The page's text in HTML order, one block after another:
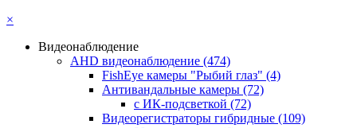
×
Видеонаблюдение
AHD видеонаблюдение (474)
FishEye камеры "Рыбий глаз" (4)
Антивандальные камеры (72)
с ИК-подсветкой (72)
Видеорегистраторы гибридные (109)